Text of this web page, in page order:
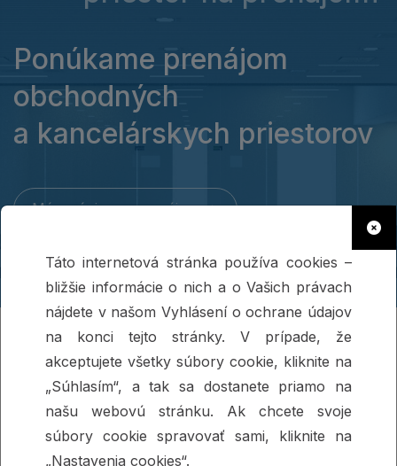
Ponúkame prenájom
obchodných
a kancelárskych priestorov
Mám záujem o prenájom
O projekte
Táto internetová stránka používa cookies –
bližšie informácie o nich a o Vašich právach
nájdete v našom Vyhlásení o ochrane údajov
na konci tejto stránky. V prípade, že
akceptujete všetky súbory cookie, kliknite na
„Súhlasím“, a tak sa dostanete priamo na
našu webovú stránku. Ak chcete svoje
súbory cookie spravovať sami, kliknite na
„Nastavenia cookies“.